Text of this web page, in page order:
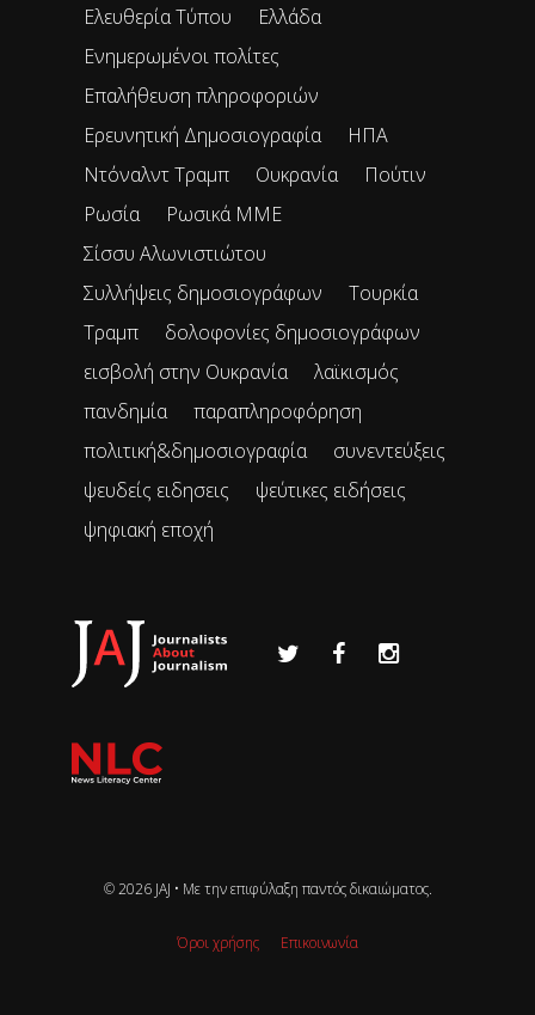
Ελευθερία Τύπου
Ελλάδα
Ενημερωμένοι πολίτες
Επαλήθευση πληροφοριών
Ερευνητική Δημοσιογραφία
ΗΠΑ
Ντόναλντ Τραμπ
Ουκρανία
Πούτιν
Ρωσία
Ρωσικά ΜΜΕ
Σίσσυ Αλωνιστιώτου
Συλλήψεις δημοσιογράφων
Τουρκία
Τραμπ
δολοφονίες δημοσιογράφων
εισβολή στην Ουκρανία
λαϊκισμός
πανδημία
παραπληροφόρηση
πολιτική&δημοσιογραφία
συνεντεύξεις
ψευδείς ειδησεις
ψεύτικες ειδήσεις
ψηφιακή εποχή
© 2026 JAJ • Mε την επιφύλαξη παντός δικαιώματος.
Όροι χρήσης Επικοινωνία